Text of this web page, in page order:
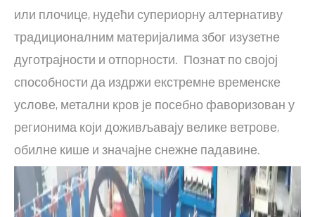
или плочице, нудећи супериорну алтернативу
традиционалним материјалима због изузетне
дуготрајности и отпорности. Познат по својој
способности да издржи екстремне временске
услове, метални кров је посебно фаворизован у
регионима који доживљавају велике ветрове,
обилне кише и значајне снежне падавине.